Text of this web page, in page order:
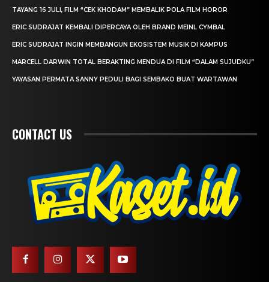
TAYANG 16 JULI, FILM “CEK KHODAM” MEMBALIK POLA FILM HOROR
ERIC SUDRAJAT KEMBALI DIPERCAYA OLEH BRAND MEINL CYMBAL
ERIC SUDRAJAT INGIN MEMBANGUN EKOSISTEM MUSIK DI KAMPUS
MARCELL DARWIN TOTAL BERAKTING MENDUA DI FILM “DALAM SUJUDKU”
YAYASAN PERMATA SANNY PEDULI BAGI SEMBAKO BUAT WARTAWAN
CONTACT US